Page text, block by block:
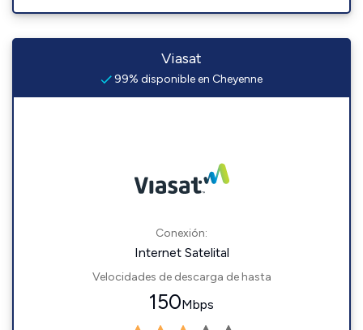
Viasat
99% disponible en Cheyenne
Conexión:
Internet Satelital
Velocidades de descarga de hasta
150Mbps